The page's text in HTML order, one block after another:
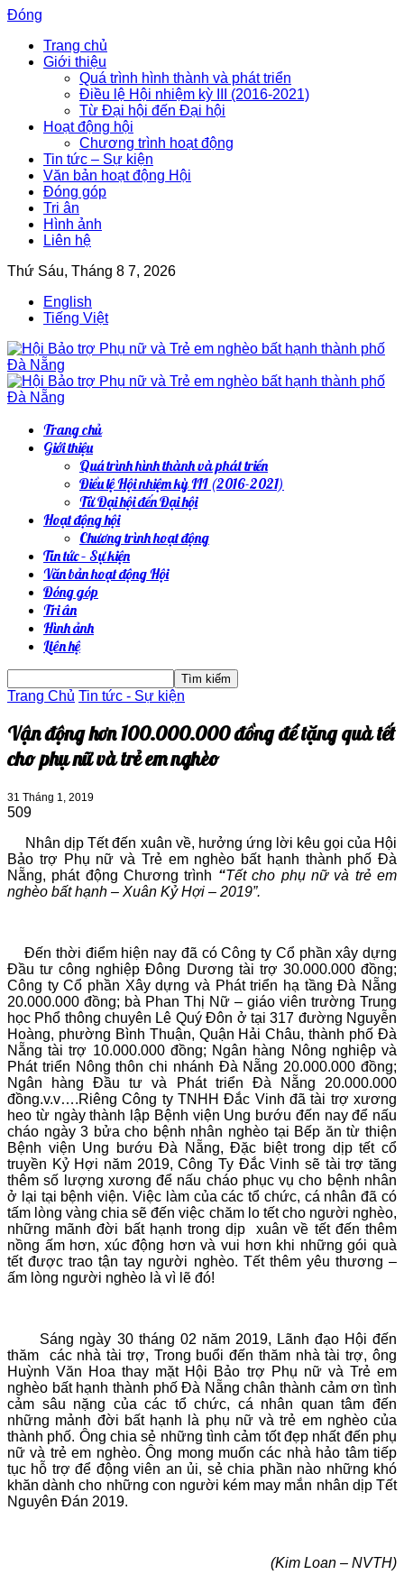
Đóng
Trang chủ
Giới thiệu
Quá trình hình thành và phát triển
Điều lệ Hội nhiệm kỳ III (2016-2021)
Từ Đại hội đến Đại hội
Hoạt động hội
Chương trình hoạt động
Tin tức – Sự kiện
Văn bản hoạt động Hội
Đóng góp
Tri ân
Hình ảnh
Liên hệ
Thứ Sáu, Tháng 8 7, 2026
English
Tiếng Việt
Trang chủ
Giới thiệu
Quá trình hình thành và phát triển
Điều lệ Hội nhiệm kỳ III (2016-2021)
Từ Đại hội đến Đại hội
Hoạt động hội
Chương trình hoạt động
Tin tức – Sự kiện
Văn bản hoạt động Hội
Đóng góp
Tri ân
Hình ảnh
Liên hệ
Trang Chủ Tin tức - Sự kiện
Vận động hơn 100.000.000 đồng để tặng quà tết
cho phụ nữ và trẻ em nghèo
31 Tháng 1, 2019
509
Nhân dịp Tết đến xuân về, hưởng ứng lời kêu gọi của Hội
Bảo trợ Phụ nữ và Trẻ em nghèo bất hạnh thành phố Đà
Nẵng, phát động Chương trình “Tết cho phụ nữ và trẻ em
nghèo bất hạnh – Xuân Kỷ Hợi – 2019”.
Đến thời điểm hiện nay đã có Công ty Cổ phần xây dựng
Đầu tư công nghiệp Đông Dương tài trợ 30.000.000 đồng;
Công ty Cổ phần Xây dựng và Phát triển hạ tầng Đà Nẵng
20.000.000 đồng; bà Phan Thị Nữ – giáo viên trường Trung
học Phổ thông chuyên Lê Quý Đôn ở tại 317 đường Nguyễn
Hoàng, phường Bình Thuận, Quận Hải Châu, thành phố Đà
Nẵng tài trợ 10.000.000 đồng; Ngân hàng Nông nghiệp và
Phát triển Nông thôn chi nhánh Đà Nẵng 20.000.000 đồng;
Ngân hàng Đầu tư và Phát triển Đà Nẵng 20.000.000
đồng.v.v….Riêng Công ty TNHH Đắc Vinh đã tài trợ xương
heo từ ngày thành lập Bệnh viện Ung bướu đến nay để nấu
cháo ngày 3 bửa cho bệnh nhân nghèo tại Bếp ăn từ thiện
Bệnh viện Ung bướu Đà Nẵng, Đặc biệt trong dịp tết cổ
truyền Kỷ Hợi năm 2019, Công Ty Đắc Vinh sẽ tài trợ tăng
thêm số lượng xương để nấu cháo phục vụ cho bệnh nhân
ở lại tại bệnh viện. Việc làm của các tổ chức, cá nhân đã có
tấm lòng vàng chia sẽ đến việc chăm lo tết cho người nghèo,
những mãnh đời bất hạnh trong dịp xuân về tết đến thêm
nồng ấm hơn, xúc động hơn và vui hơn khi những gói quà
tết được trao tận tay người nghèo. Tết thêm yêu thương –
ấm lòng người nghèo là vì lẽ đó!
Sáng ngày 30 tháng 02 năm 2019, Lãnh đạo Hội đến
thăm các nhà tài trợ, Trong buổi đến thăm nhà tài trợ, ông
Huỳnh Văn Hoa thay mặt Hội Bảo trợ Phụ nữ và Trẻ em
nghèo bất hạnh thành phố Đà Nẵng chân thành cảm ơn tình
cảm sâu nặng của các tổ chức, cá nhân quan tâm đến
những mảnh đời bất hạnh là phụ nữ và trẻ em nghèo của
thành phố. Ông chia sẻ những tình cảm tốt đẹp nhất đến phụ
nữ và trẻ em nghèo. Ông mong muốn các nhà hảo tâm tiếp
tục hỗ trợ để động viên an ủi, sẻ chia phần nào những khó
khăn dành cho những con người kém may mắn nhân dịp Tết
Nguyên Đán 2019.
(Kim Loan – NVTH)